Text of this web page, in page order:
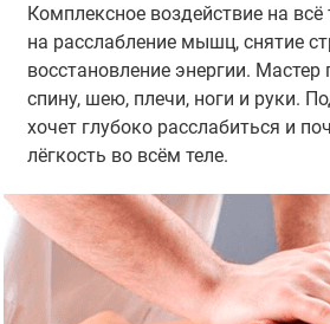
Комплексное воздействие на всё
на расслабление мышц, снятие
восстановление энергии.
спину, шею, плечи, ноги и руки.
хочет глубоко расслабиться и
лёгкость во всём теле.